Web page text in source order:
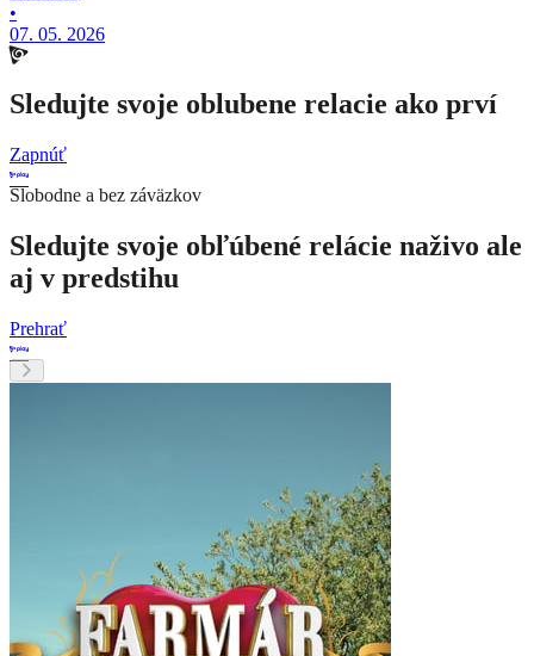
•
07. 05. 2026
Sledujte svoje oblubene relacie ako prví
Zapnúť
Slobodne a bez záväzkov
Sledujte svoje obľúbené relácie naživo ale
aj v predstihu
Prehrať